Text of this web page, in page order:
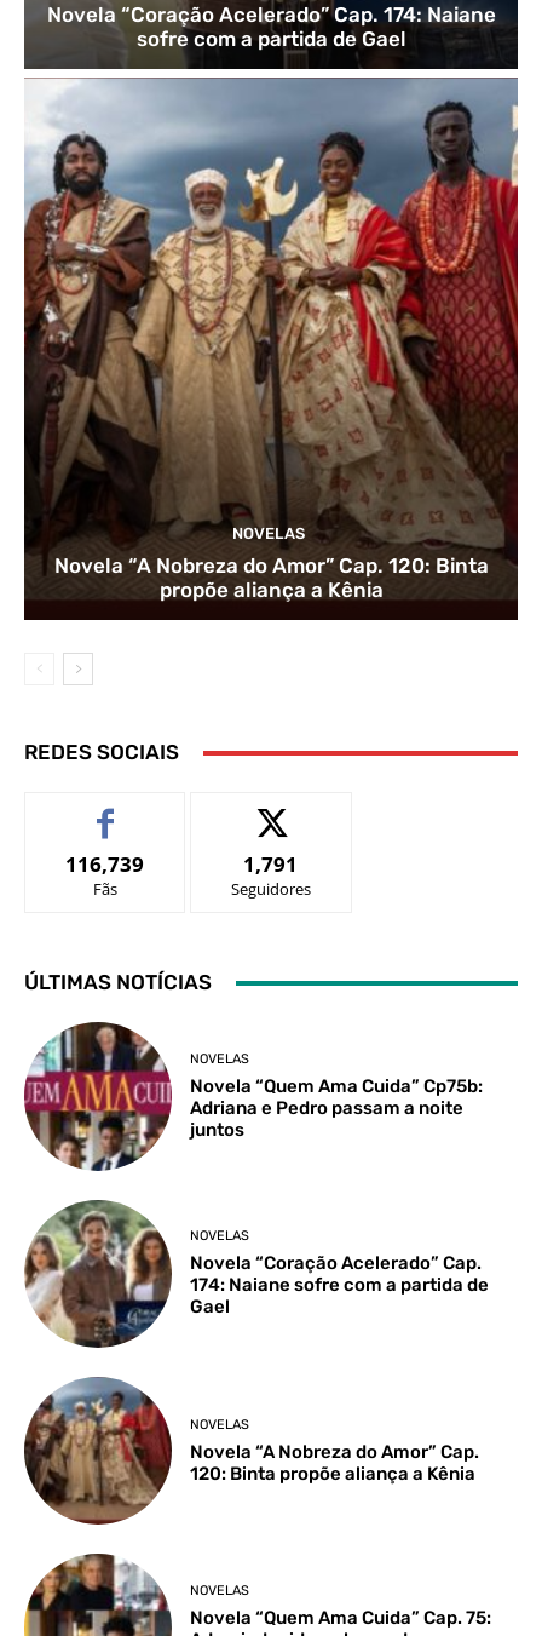
Novela “Coração Acelerado” Cap. 174: Naiane
sofre com a partida de Gael
NOVELAS
Novela “A Nobreza do Amor” Cap. 120: Binta
propõe aliança a Kênia
REDES SOCIAIS
116,739
Fãs
1,791
Seguidores
ÚLTIMAS NOTÍCIAS
NOVELAS
Novela “Quem Ama Cuida” Cp75b:
Adriana e Pedro passam a noite
juntos
NOVELAS
Novela “Coração Acelerado” Cap.
174: Naiane sofre com a partida de
Gael
NOVELAS
Novela “A Nobreza do Amor” Cap.
120: Binta propõe aliança a Kênia
NOVELAS
Novela “Quem Ama Cuida” Cap. 75: